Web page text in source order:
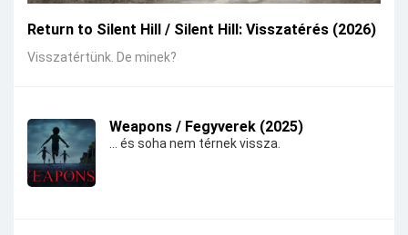
Return to Silent Hill / Silent Hill: Visszatérés (2026)
Visszatértünk. De minek?
Weapons / Fegyverek (2025)
... és soha nem térnek vissza.